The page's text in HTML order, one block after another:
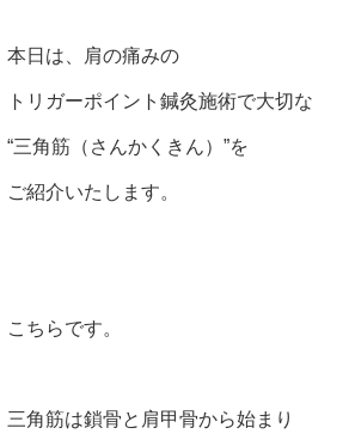
本日は、肩の痛みの
トリガーポイント鍼灸施術で大切な
“三角筋（さんかくきん）”を
ご紹介いたします。
こちらです。
三角筋は鎖骨と肩甲骨から始まり